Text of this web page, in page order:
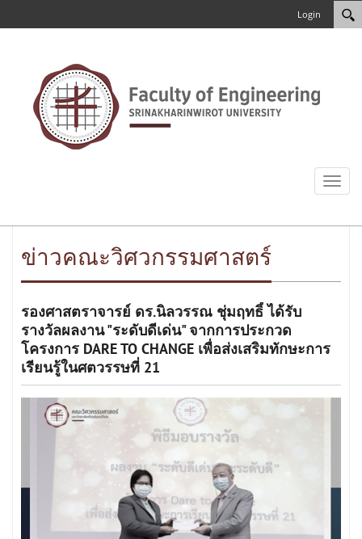
Login
Toggle
ข่าวคณะวิศวกรรมศาสตร์
รองศาสตราจารย์ ดร.นิลวรรณ ชุ่มฤทธิ์ ได้รับ
รางวัลผลงาน "ระดับดีเด่น" จากการประกวด
โครงการ DARE TO CHANGE เพื่อส่งเสริมทักษะการ
เรียนรู้ในศตวรรษที่ 21